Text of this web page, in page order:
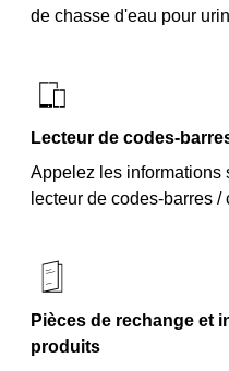
de chasse d'eau pour
Lecteur de codes-
Appelez les informations
lecteur de codes-barres /
Pièces de rechange et
produits